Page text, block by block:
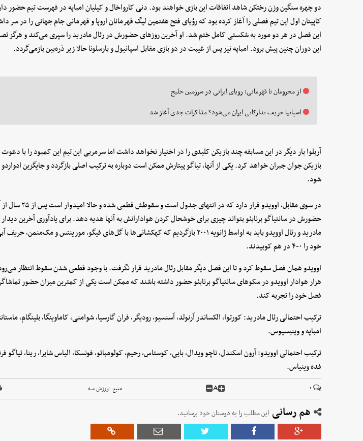
دو چهره سنگین‌ وزن رختکن شاهد اتفاقات این بازی خواهند بود. دنی کارواخال و کیلیان امباپه در فهرست تیم حضور
کاپیتان اول این تیم فصلی را آغاز کرده بود که رؤیای فتح هفتمین لیگ قهرمانان اروپا و قهرمانی جام جهانی را در سر
این فصل در هر دو مورد به شکستی کامل ختم شد. او آخرین روزهای حضورش در رئال مادرید را سپری می‌کند و هرگز
این دوران چنین پیش برود. امباپه نیز پس از غیبت در دو بازی مقابل اسپانیول و بارسلونا حالا زیر ذره‌بین بازمی‌گردد.
از محرومان تا قهرمانی: رویای ایرانی در سرزمین خلیج
اسپانیا حریف تدارکاتی ایران می‌شود؟ مذاکرات جدی آغاز شد
آربلوا بار دیگر در این مسابقه چند بازیکن کلیدی را در اختیار نخواهد داشت اما سرمربی این تیم این کمبود را با
بازیکن جوان جبران خواهد کرد. یکی از آنها، تیاگو پیتارش ممکن است دوباره به ترکیب اصلی بازگردد و جایگزین ادواردو
شود.
در سوی مقابل، اوویدو قرار دارد که در انتهای جدول است
حضورش در سانتیاگو برنابئو بتواند چیزی برای خوشحال کردن هوادارانش به آنها هدیه دهد. برای یادآوری آخرین دیدار
مادرید و رئال اوویدو باید به اواسط ژانویه ۲۰۰۱ بازگردیم که کهکشانی‌ها با گل‌های فیگو، مورینتس و مک‌منمن،
خود را ۰-۴ در هم کوبیدند.
اوویدو همان فصل سقوط کرد و تا این فصل دیگر مقابل رئال مادرید قرار نگرفت. با وجود قطعی شدن سقوط انتظار
هزار هوادار اوویدو در سکوهای سانتیاگو برنابئو حضور داشته باشند که ممکن است یکی از کمترین میزان حضور
فصل خود را تجربه کند.
ترکیب احتمالی رئال مادرید: کورتوا، الکساندر آرنولد، آسنسیو، رودیگر، فران گارسیا، شوامنی، کاماوینگا، بلینگام،
امباپه و وینیسیوس.
ترکیب احتمالی اوویدو: آرون اسکندل، ناچو ویدال، بایی، کوستاس، رحیم، کولومباتو، فونسکا، الیاس شایرا، رینا، تیاگو
فده وینیاس.
۰ A منبع :ورزش سه
هم رسانی این مطلب را به دوستان خود برسانید.